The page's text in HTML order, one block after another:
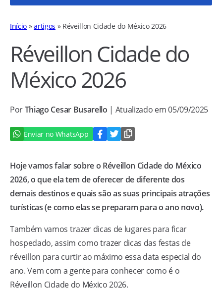
Início »artigos » Réveillon Cidade do México 2026
Réveillon Cidade do
México 2026
PorThiago Cesar Busarello | Atualizado em 05/09/2025
Enviar no WhatsApp
Hoje vamos falar sobre o Réveillon Cidade do México
2026, o que ela tem de oferecer de diferente dos
demais destinos e quais são as suas principais atrações
turísticas (e como elas se preparam para o ano novo).
Também vamos trazer dicas de lugares para ficar
hospedado, assim como trazer dicas das festas de
réveillon para curtir ao máximo essa data especial do
ano. Vem com a gente para conhecer como é o
Réveillon Cidade do México 2026.